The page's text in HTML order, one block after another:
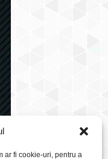
ar fi cookie-uri, pentru a